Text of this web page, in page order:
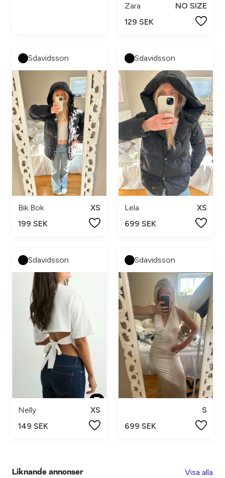
Zara
NO SIZE
129 SEK
Sdavidsson
Bik Bok
XS
199 SEK
Sdavidsson
Lela
XS
699 SEK
Sdavidsson
Nelly
XS
149 SEK
Sdavidsson
S
699 SEK
Liknande annonser Visa alla